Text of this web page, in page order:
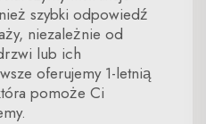
szybki odpowiedź
niezależnie od
lub ich
oferujemy 1-letnią
pomoże Ci